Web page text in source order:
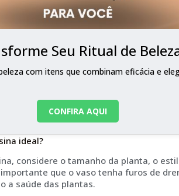
Seu Ritual de
com itens que combinam eficácia e
CONFIRA AQUI
ideal?
considere o tamanho da planta, o
que o vaso tenha furos de
a saúde das plantas.